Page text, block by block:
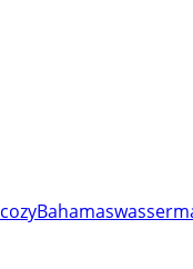
cozyBahamas